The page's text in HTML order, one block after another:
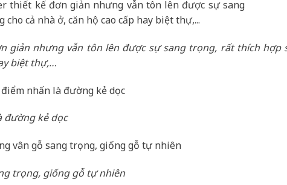
giản nhưng vẫn tôn lên được sự sang trọng, rất thích hợp
biệt thự,…
đường kẻ dọc
trọng, giống gỗ tự nhiên